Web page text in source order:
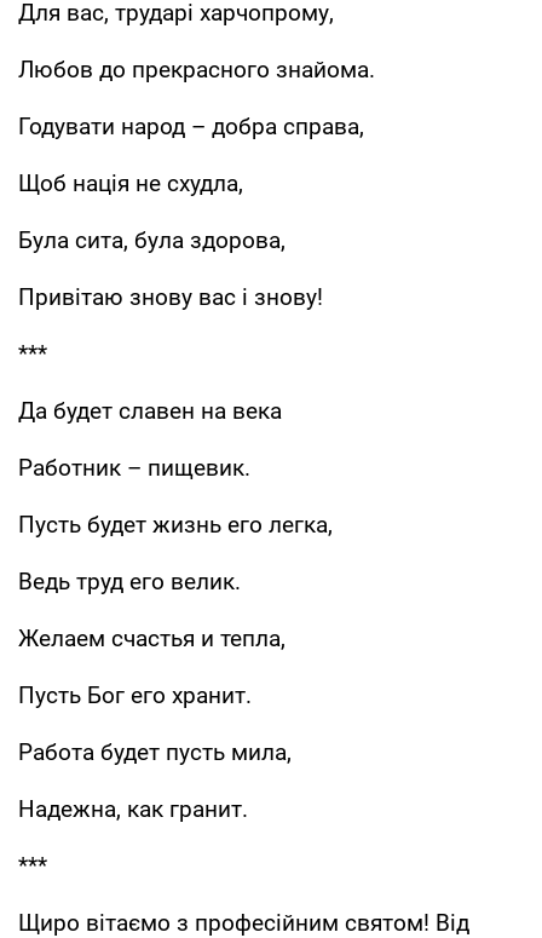
Для вас, трударі харчопрому,
Любов до прекрасного знайома.
Годувати народ – добра справа,
Щоб нація не схудла,
Була сита, була здорова,
Привітаю знову вас і знову!
***
Да будет славен на века
Работник – пищевик.
Пусть будет жизнь его легка,
Ведь труд его велик.
Желаем счастья и тепла,
Пусть Бог его хранит.
Работа будет пусть мила,
Надежна, как гранит.
***
Щиро вітаємо з професійним святом! Від